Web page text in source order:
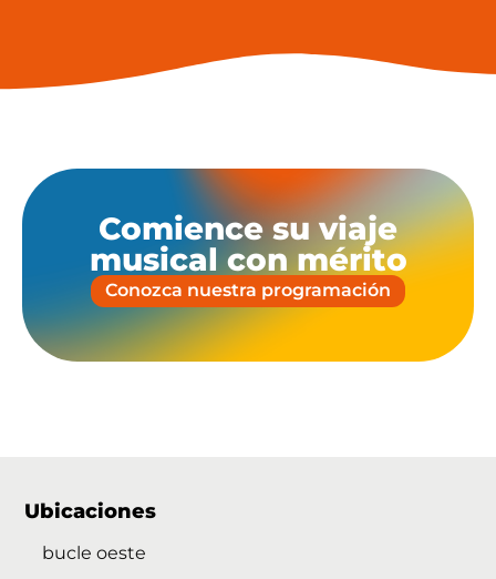
Comience su viaje
musical con mérito
Conozca nuestra programación
Ubicaciones
bucle oeste